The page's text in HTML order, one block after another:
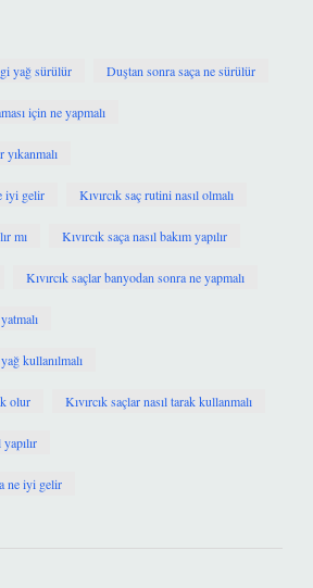
yağ sürülür Duştan sonra saça ne sürülür
için ne yapmalı
yıkanmalı
iyi gelir Kıvırcık saç rutini nasıl olmalı
mı Kıvırcık saça nasıl bakım yapılır
Kıvırcık saçlar banyodan sonra ne yapmalı
kullanılmalı
olur Kıvırcık saçlar nasıl tarak kullanmalı
ne iyi gelir